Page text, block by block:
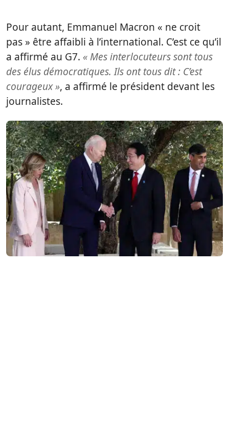
Pour autant, Emmanuel Macron « ne croit
pas » être affaibli à l’international. C’est ce qu’il
a affirmé au G7. « Mes interlocuteurs sont tous
des élus démocratiques. Ils ont tous dit : C’est
courageux », a affirmé le président devant les
journalistes.